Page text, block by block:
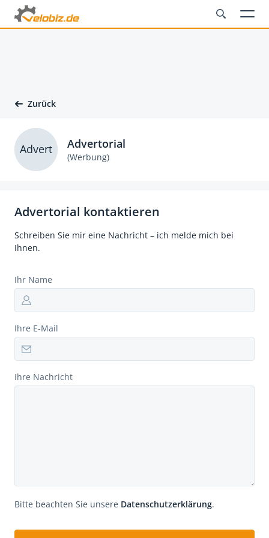
Zurück
Advertorial kontaktieren
Schreiben Sie mir eine Nachricht – ich melde mich bei
Ihnen.
Ihr Name
Ihre E-Mail
Ihre Nachricht
Bitte beachten Sie unsere Datenschutzerklärung.
Advert Advertorial
(Werbung)